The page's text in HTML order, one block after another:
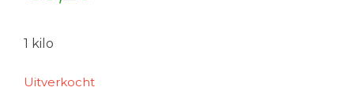
1 kilo
Uitverkocht